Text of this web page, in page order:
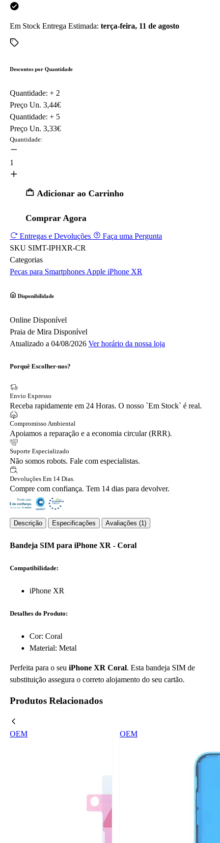
Em Stock Entrega Estimada: terça-feira, 11 de agosto
Descontos por Quantidade
Quantidade: + 2
Preço Un. 3,44€
Quantidade: + 5
Preço Un. 3,33€
Quantidade:
1
Adicionar ao Carrinho
Comprar Agora
Entregas e Devoluções
Faça uma Pergunta
SKU SIMT-IPHXR-CR
Categorias
Peças para Smartphones Apple iPhone XR
Disponibilidade
Online Disponível
Praia de Mira Disponível
Atualizado a 04/08/2026 Ver horário da nossa loja
Porquê Escolher-nos?
Envio Expresso
Receba rapidamente em 24 Horas. O nosso `Em Stock` é real.
Compromisso Ambiental
Apoiamos a reparação e a economia circular (RRR).
Suporte Especializado
Não somos robots. Fale com especialistas.
Devoluções Em 14 Dias.
Compre com confiança. Tem 14 dias para devolver.
Descrição Especificações Avaliações (1)
Bandeja SIM para iPhone XR - Coral
Compatibilidade:
iPhone XR
Detalhes do Produto:
Cor: Coral
Material: Metal
Perfeita para o seu iPhone XR Coral. Esta bandeja SIM de
substituição assegura o correto alojamento do seu cartão.
Produtos Relacionados
OEM OEM